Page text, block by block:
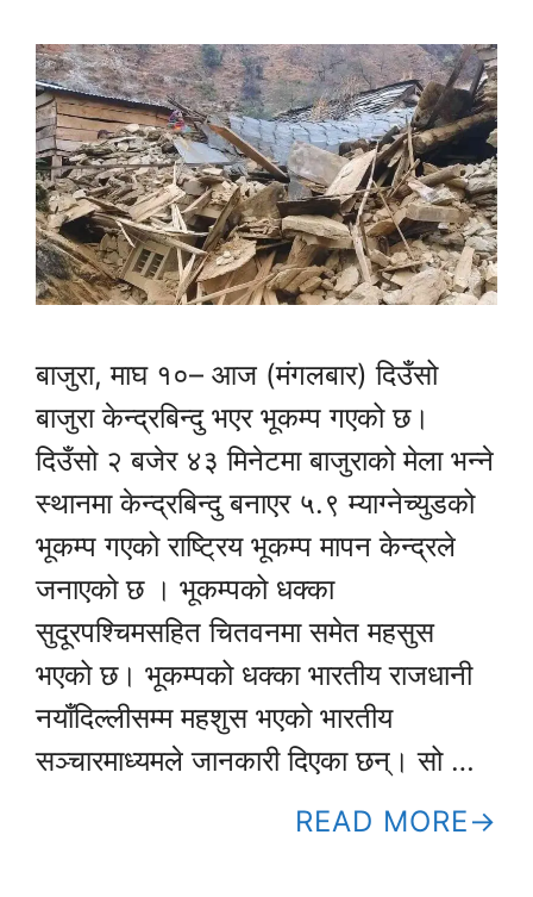
बाजुरा, माघ १०– आज (मंगलबार) दिउँसो
बाजुरा केन्द्रबिन्दु भएर भूकम्प गएको छ।
दिउँसो २ बजेर ४३ मिनेटमा बाजुराको मेला भन्ने
स्थानमा केन्द्रबिन्दु बनाएर ५.९ म्याग्नेच्युडको
भूकम्प गएको राष्ट्रिय भूकम्प मापन केन्द्रले
जनाएको छ । भूकम्पको धक्का
सुदूरपश्चिमसहित चितवनमा समेत महसुस
भएको छ। भूकम्पको धक्का भारतीय राजधानी
नयाँदिल्लीसम्म महशुस भएको भारतीय
सञ्चारमाध्यमले जानकारी दिएका छन्। सो …
READ MORE